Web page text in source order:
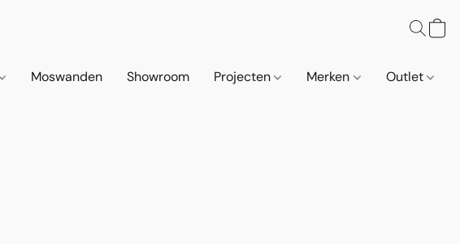
Moswanden Showroom Projecten Merken Outlet